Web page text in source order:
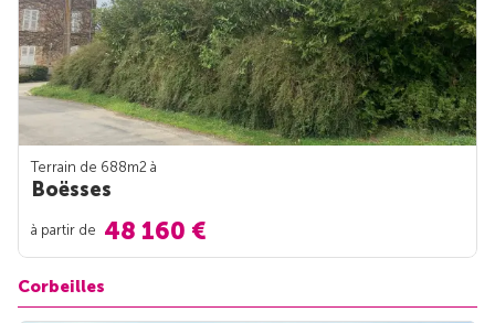
Terrain de 688m2 à
Boësses
à partir de 48 160 €
Corbeilles